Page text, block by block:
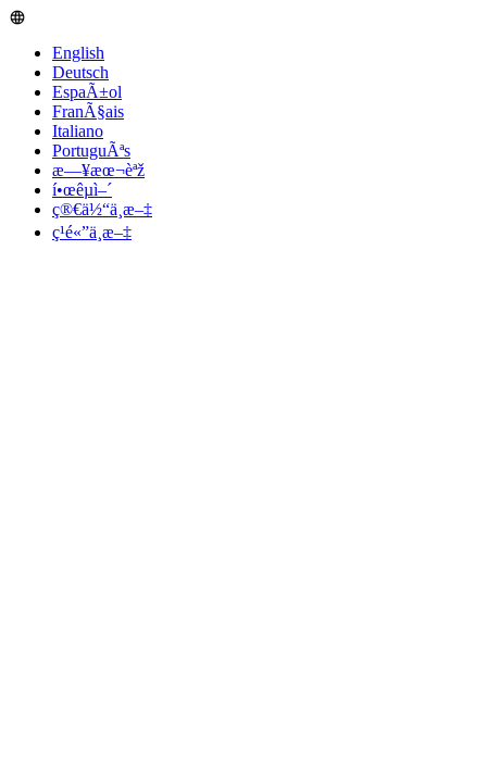
English
Deutsch
EspaÃ±ol
FranÃ§ais
Italiano
PortuguÃªs
æ—¥æœ¬èªž
í•œêµ­ì–´
ç®€ä½“ä¸­æ–‡
ç¹é«”ä¸­æ–‡